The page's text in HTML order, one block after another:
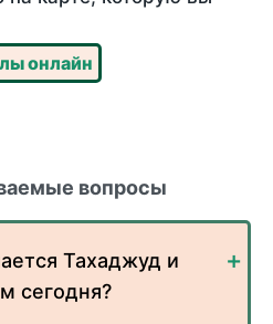
онлайн
вопросы
Тахаджуд и
сегодня?